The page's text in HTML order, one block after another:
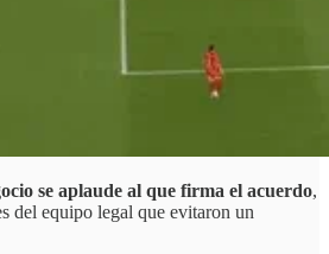
se aplaude al que firma el acuerdo,
del equipo legal que evitaron un